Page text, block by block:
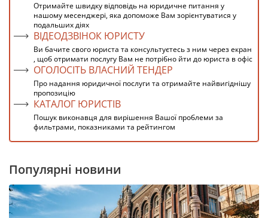
Отримайте швидку відповідь на юридичне питання у
нашому месенджері, яка допоможе Вам зорієнтуватися у
подальших діях
ВІДЕОДЗВІНОК ЮРИСТУ
Ви бачите свого юриста та консультуєтесь з ним через екран
, щоб отримати послугу Вам не потрібно йти до юриста в офіс
ОГОЛОСІТЬ ВЛАСНИЙ ТЕНДЕР
Про надання юридичної послуги та отримайте найвигіднішу
пропозицію
КАТАЛОГ ЮРИСТІВ
Пошук виконавця для вирішення Вашої проблеми за
фильтрами, показниками та рейтингом
Популярні новини